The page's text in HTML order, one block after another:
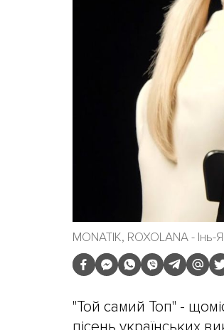
MONATIK, ROXOLANA - Інь-
"Той самий Топ" -